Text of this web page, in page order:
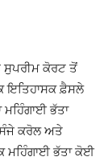
ਸੁਪਰੀਮ ਕੋਰਟ ਤੋਂ
ਇਤਿਹਾਸਕ ਫ਼ੈਸਲੇ
ਭੱਤਾ
ਸੰਜੇ ਕਰੋਲ ਅਤੇ
ਮਹਿੰਗਾਈ ਭੱਤਾ ਕੋਈ